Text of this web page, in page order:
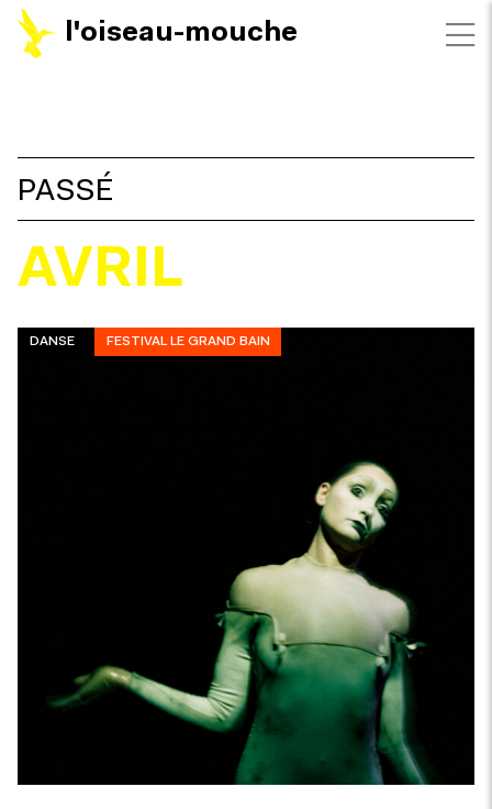
l'oiseau-mouche
FILTRES
PASSÉ
AVRIL
DANSE FESTIVAL LE GRAND BAIN